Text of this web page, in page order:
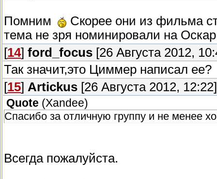
Помним
Скорее они из фильма
тема не зря номинировали на
[14] ford_focus [26 Августа 2012,
Так значит,это Циммер написал ее?
[15] Artickus [26 Августа 2012, 12:22]
Quote (Xandee)
Спасибо за отличную группу и не менее
Всегда пожалуйста.